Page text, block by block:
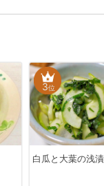
3位
白瓜と大葉の浅